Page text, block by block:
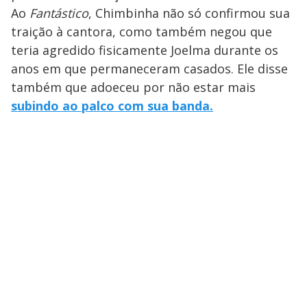
Ao Fantástico, Chimbinha não só confirmou sua
traição à cantora, como também negou que
teria agredido fisicamente Joelma durante os
anos em que permaneceram casados. Ele disse
também que adoeceu por não estar mais
subindo ao palco com sua banda.